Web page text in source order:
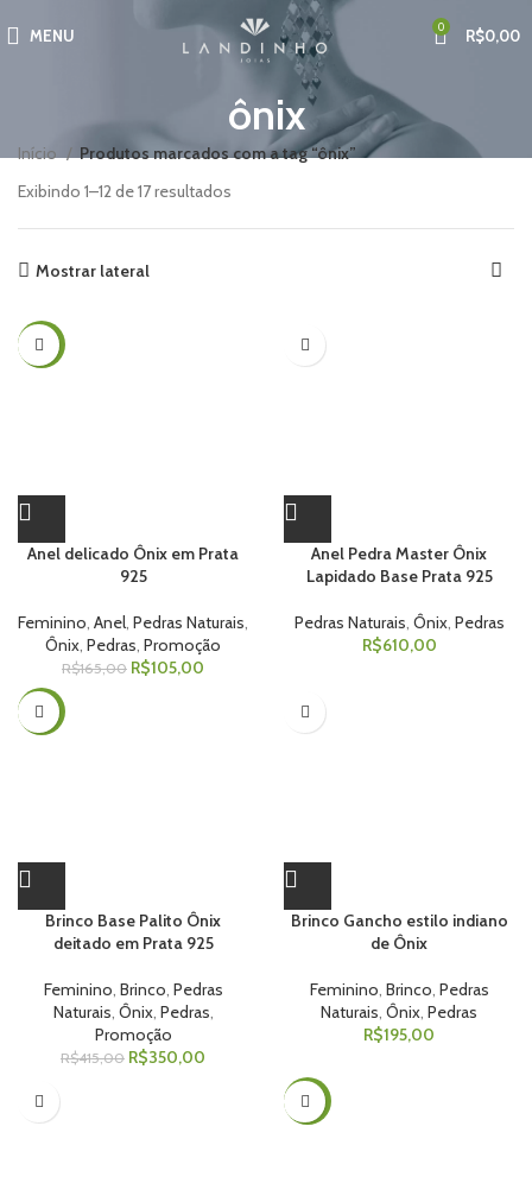
MENU 0 R$0,00
ônix
Início
Produtos marcados com a tag “ônix”
Exibindo 1–12 de 17 resultados
Mostrar lateral
-36%
Anel delicado Ônix em Prata
925
Feminino, Anel, Pedras Naturais,
Ônix, Pedras, Promoção
R$165,00 R$105,00
Anel Pedra Master Ônix
Lapidado Base Prata 925
Pedras Naturais, Ônix, Pedras
R$610,00
-16%
Brinco Base Palito Ônix
deitado em Prata 925
Feminino, Brinco, Pedras
Naturais, Ônix, Pedras,
Promoção
R$415,00 R$350,00
Brinco Gancho estilo indiano
de Ônix
Feminino, Brinco, Pedras
Naturais, Ônix, Pedras
R$195,00
-25%